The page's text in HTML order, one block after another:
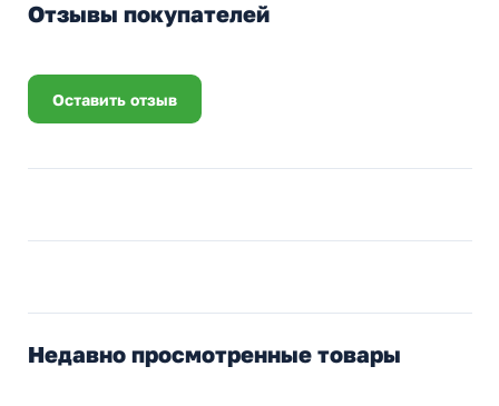
Отзывы покупателей
Оставить отзыв
Недавно просмотренные товары